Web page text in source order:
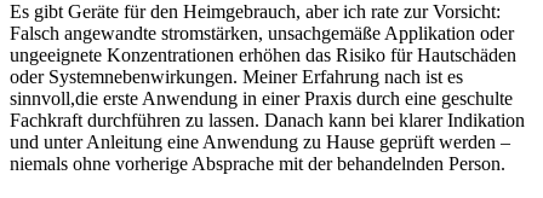
Es gibt Geräte für den Heimgebrauch, aber ich rate zur Vorsicht:
Falsch angewandte stromstärken, unsachgemäße Applikation oder
ungeeignete Konzentrationen erhöhen das Risiko für Hautschäden⁤
oder Systemnebenwirkungen. Meiner Erfahrung nach‌ ist ⁢es
sinnvoll,die erste Anwendung ‍in einer Praxis⁤ durch eine geschulte
Fachkraft durchführen zu⁣ lassen. Danach kann bei klarer Indikation
und unter Anleitung eine Anwendung zu Hause geprüft ‍werden –
niemals ohne vorherige Absprache mit der behandelnden Person.